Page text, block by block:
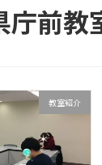
庁前教
教室紹介